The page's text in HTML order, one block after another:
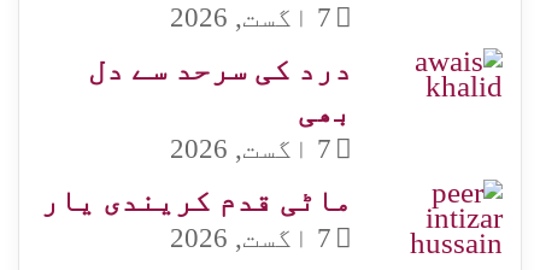
7 اگست, 2026
درد کی سرحد سے دل
بھی
7 اگست, 2026
ماٹی قدم کریندی یار
7 اگست, 2026